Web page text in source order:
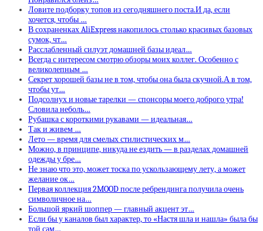
Ловите подборку топов из сегодняшнего поста.И да, если
хочется, чтобы …
В сохраненках AliExpress накопилось столько красивых базовых
сумок, чт…
Расслабленный силуэт домашней базы идеал…
Всегда с интересом смотрю обзоры моих коллег. Особенно с
великолепным …
Секрет хорошей базы не в том, чтобы она была скучной.А в том,
чтобы ут…
Подсолнух и новые тарелки — спонсоры моего доброго утра!
Словила неболь…
Рубашка с короткими рукавами — идеальная…
Так и живем …
Лето — время для смелых стилистических м…
Можно, в принципе, никуда не ездить — в разделах домашней
одежды у бре…
Не знаю что это, может тоска по ускользающему лету, а может
желание ок…
Первая коллекция 2MOOD после ребрендинга получила очень
символичное на…
Большой яркий шоппер — главный акцент эт…
Если бы у каналов был характер, то «Настя шла и нашла» была бы
той сам…